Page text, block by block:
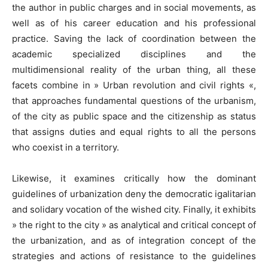
the author in public charges and in social movements, as
well as of his career education and his professional
practice. Saving the lack of coordination between the
academic specialized disciplines and the
multidimensional reality of the urban thing, all these
facets combine in » Urban revolution and civil rights «,
that approaches fundamental questions of the urbanism,
of the city as public space and the citizenship as status
that assigns duties and equal rights to all the persons
who coexist in a territory.
Likewise, it examines critically how the dominant
guidelines of urbanization deny the democratic igalitarian
and solidary vocation of the wished city. Finally, it exhibits
» the right to the city » as analytical and critical concept of
the urbanization, and as of integration concept of the
strategies and actions of resistance to the guidelines